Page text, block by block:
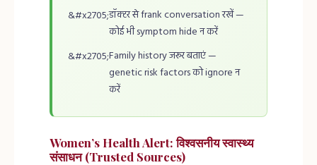
डॉक्टर से frank conversation रखें —
कोई भी symptom hide न करें
Family history जरूर बताएं —
genetic risk factors को ignore न
करें
Women’s Health Alert: विश्वसनीय स्वास्थ्य
संसाधन (Trusted Sources)